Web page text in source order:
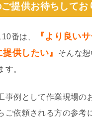
提供お待ちしてお
番は、
『より良い
供したい』
そんな
す。
事例として作業現場の
ご依頼される方の参考